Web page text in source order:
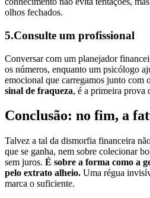
olhos fechados.
5.Consulte um profissional
Conversar com um planejador
os números, enquanto um psicólogo
emocional que carregamos junto com
sinal de fraqueza, é a primeira prova
Conclusão: no fim, a
Talvez a tal da dismorfia financeira
que se ganha, nem sobre colecionar
sem juros. É sobre a forma como a
pelo extrato alheio. Uma régua
marca o suficiente.